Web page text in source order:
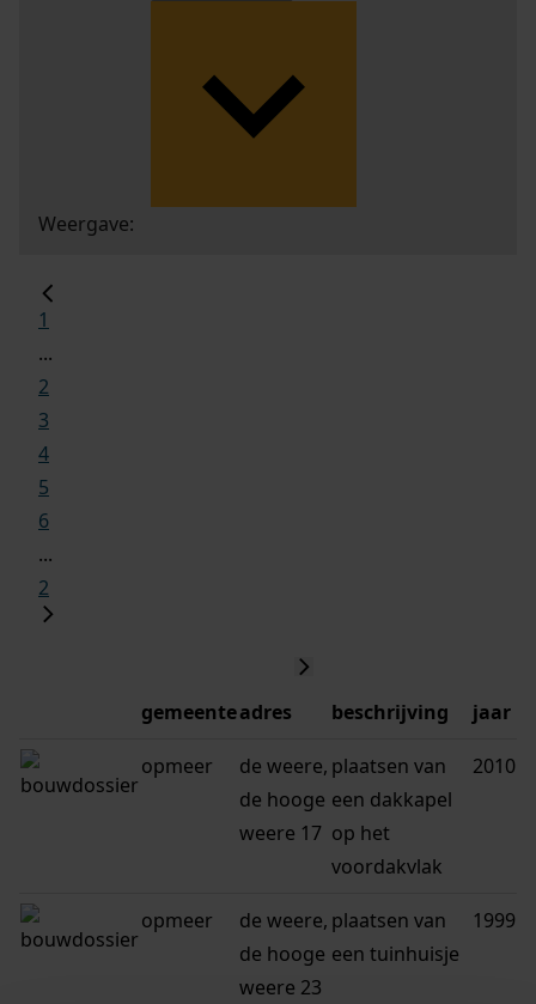
Weergave:
1
...
2
3
4
5
6
...
2
gemeenteadres beschrijving jaar
opmeer
de weere,
de hooge
weere 17
plaatsen van
een dakkapel
op het
voordakvlak
2010
opmeer
de weere,
de hooge
weere 23
plaatsen van
een tuinhuisje
1999